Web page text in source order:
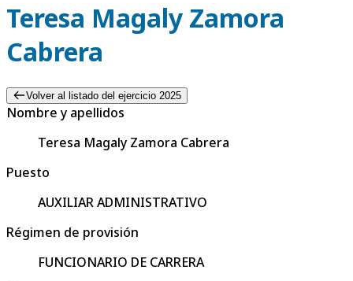
Teresa Magaly Zamora
Cabrera
Volver al listado del ejercicio 2025
Nombre y apellidos
Teresa Magaly Zamora Cabrera
Puesto
AUXILIAR ADMINISTRATIVO
Régimen de provisión
FUNCIONARIO DE CARRERA